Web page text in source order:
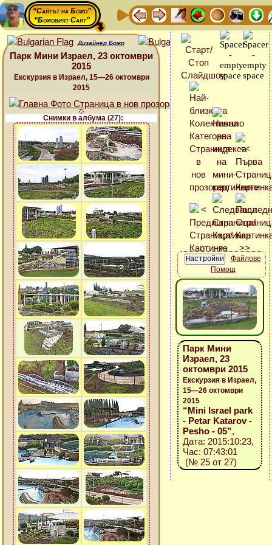
“Сайтът на Божо”
“Божовият Сайт”
Дизайнер Божо
Парк Мини Израел, 23 октомври
2015
Екскурзия в Израел, 15—26 октомври
2015
Снимки в албума (27):
Файлове
Помощ
Парк Мини
Израел, 23
октомври 2015
Екскурзия в Израел,
15—26 октомври
2015
“Mini Israel park
- Petar Katarov -
Pesho - 05”,
Дата: 2015:10:23,
Час: 07:43:01
(№ 25 от 27)